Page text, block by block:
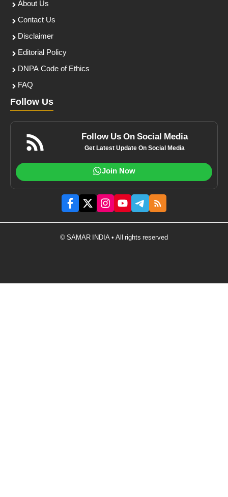
About Us
Contact Us
Disclaimer
Editorial Policy
DNPA Code of Ethics
FAQ
Follow Us
Follow Us On Social Media
Get Latest Update On Social Media
Join Now
© SAMAR INDIA • All rights reserved